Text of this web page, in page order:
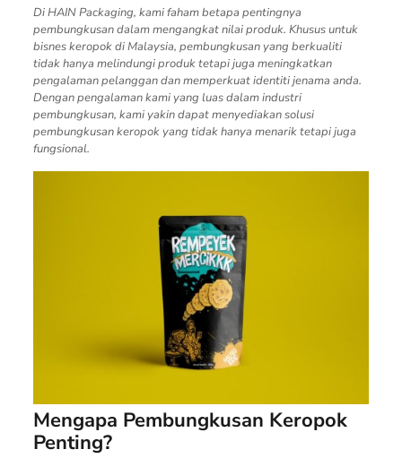
Di HAIN Packaging, kami faham betapa pentingnya
pembungkusan dalam mengangkat nilai produk. Khusus untuk
bisnes keropok di Malaysia, pembungkusan yang berkualiti
tidak hanya melindungi produk tetapi juga meningkatkan
pengalaman pelanggan dan memperkuat identiti jenama anda.
Dengan pengalaman kami yang luas dalam industri
pembungkusan, kami yakin dapat menyediakan solusi
pembungkusan keropok yang tidak hanya menarik tetapi juga
fungsional.
Mengapa Pembungkusan Keropok
Penting?